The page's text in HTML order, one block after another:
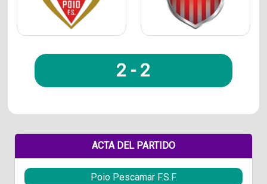
2 - 2
ACTA DEL PARTIDO
Poio Pescamar F.S.F.